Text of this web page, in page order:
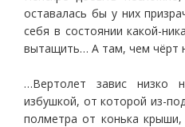
оставалась бы у них
себя в состоянии какой-
вытащить… А там, чем чёрт
…Вертолет завис низко
избушкой, от которой из-
полметра от конька